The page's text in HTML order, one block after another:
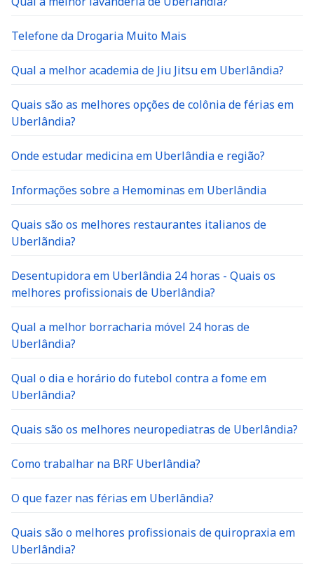
Telefone da Drogaria Muito Mais
Qual a melhor academia de Jiu Jitsu em Uberlândia?
Quais são as melhores opções de colônia de férias em
Uberlândia?
Onde estudar medicina em Uberlândia e região?
Informações sobre a Hemominas em Uberlândia
Quais são os melhores restaurantes italianos de
Uberlãndia?
Desentupidora em Uberlândia 24 horas - Quais os
melhores profissionais de Uberlândia?
Qual a melhor borracharia móvel 24 horas de
Uberlândia?
Qual o dia e horário do futebol contra a fome em
Uberlândia?
Quais são os melhores neuropediatras de Uberlândia?
Como trabalhar na BRF Uberlândia?
O que fazer nas férias em Uberlândia?
Quais são o melhores profissionais de quiropraxia em
Uberlândia?